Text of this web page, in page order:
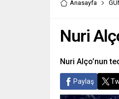
Anasayfa
Nuri
Nuri Alço’nun
Paylaş